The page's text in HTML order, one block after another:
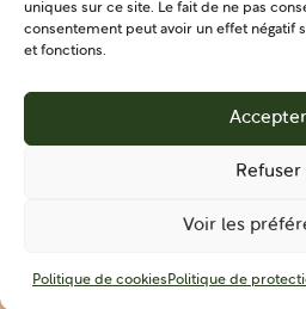
uniques sur ce site. Le fait de ne pas
consentement peut avoir un effet négatif
et fonctions.
Accepter
Refuser
Voir les
Politique de cookies Politique de
Proposer un outil
légales
personnelles